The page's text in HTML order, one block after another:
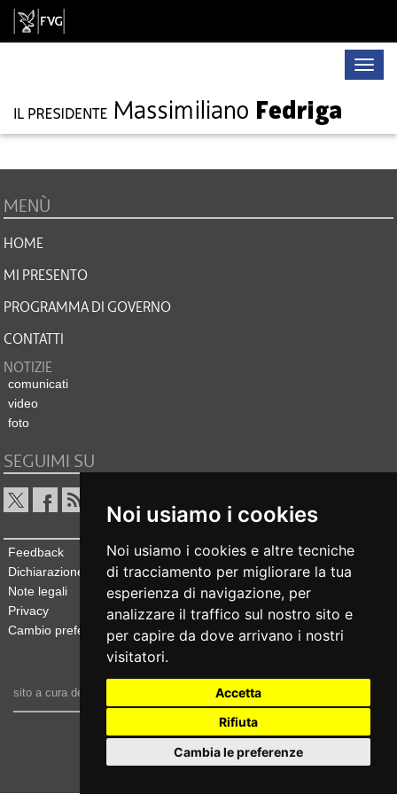
Noi usiamo i cookies
Noi usiamo i cookies e altre tecniche
di tracciamento per migliorare la tua
esperienza di navigazione, per
analizzare il traffico sul nostro sito e
per capire da dove arrivano i nostri
visitatori.
Accetta
Rifiuta
Cambia le preferenze
Toggle
MENÙ
HOME
MI PRESENTO
PROGRAMMA DI GOVERNO
CONTATTI
NOTIZIE
comunicati
video
foto
SEGUIMI SU
Feedback
Dichiarazione di accessibilità
Note legali
Privacy
Cambio preferenze cookie
sito a cura dell' Ufficio stampa e comunicazione
realizzato da